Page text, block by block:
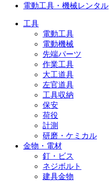
電動工具・機械レンタル
工具
電動工具
電動機械
先端パーツ
作業工具
大工道具
左官道具
工具収納
保安
荷役
計測
研磨・ケミカル
金物・電材
釘・ビス
ネジボルト
建具金物